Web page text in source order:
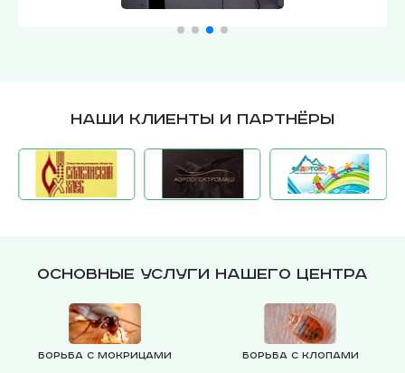
Наши клиенты и партнёры
Основные услуги нашего центра
Борьба с мокрицами Борьба с клопами